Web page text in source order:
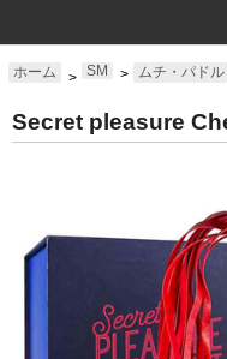
ホーム > SM > ムチ・パドル
Secret pleasure